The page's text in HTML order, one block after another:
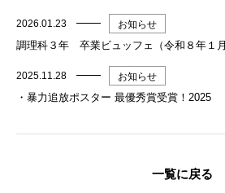
2026.01.23 お知らせ
調理科３年 卒業ビュッフェ（令和８年１月
2025.11.28 お知らせ
・暴力追放ポスター 最優秀賞受賞！2025
一覧に戻る